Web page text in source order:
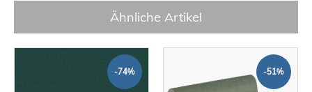
Ähnliche Artikel
-74% -51%